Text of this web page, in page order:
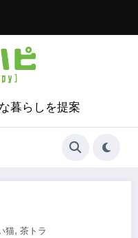
暮らしを提案
猫, 茶トラ